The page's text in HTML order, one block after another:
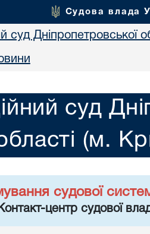
Судова влада
суд Дніпропетровської
суд
(м.
судової
центр судової